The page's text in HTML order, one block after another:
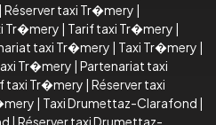
| Réserver taxi Tr�mery |
Tr�mery | Tarif taxi Tr�mery |
taxi Tr�mery | Taxi Tr�mery |
Tr�mery | Partenariat taxi
taxi Tr�mery | Réserver taxi
| Taxi Drumettaz-Clarafond |
| Réserver taxi Drumettaz-